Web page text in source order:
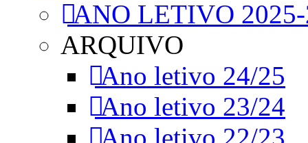
ANO LETIVO
ARQUIVO
Ano letivo 24/25
Ano letivo 23/24
Ano letivo 22/23